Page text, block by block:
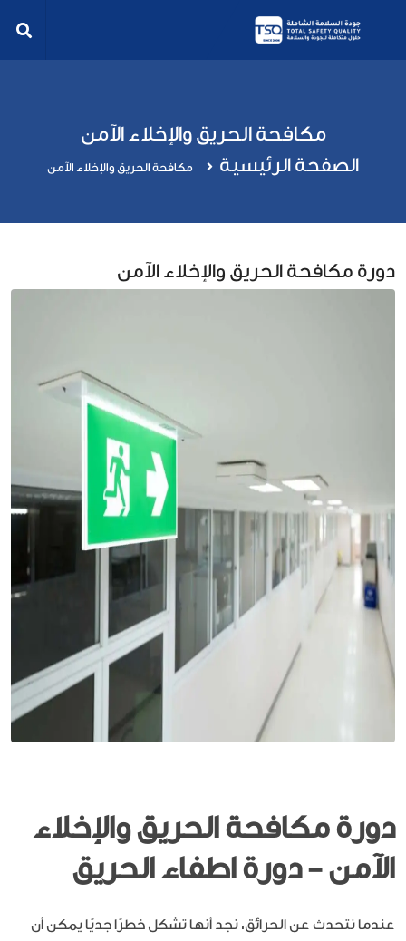
مكافحة الحريق والإخلاء الآمن
الصفحة الرئيسية مكافحة الحريق والإخلاء الآمن
دورة مكافحة الحريق والإخلاء الآمن
دورة مكافحة الحريق والإخلاء
الآمن - دورة اطفاء الحريق
عندما نتحدث عن الحرائق، نجد أنها تشكل خطرًا جديًا يمكن أن